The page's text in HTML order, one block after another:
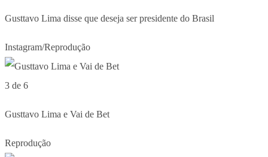
Gusttavo Lima disse que deseja ser presidente do Brasil
Instagram/Reprodução
3 de 6
Gusttavo Lima e Vai de Bet
Reprodução